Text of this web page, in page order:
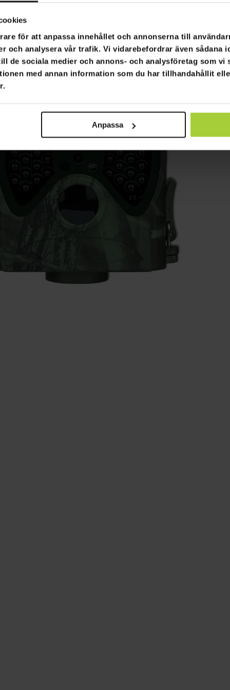
för att anpassa innehållet och annonserna till
och analysera vår trafik. Vi vidarebefordrar även sådana
de sociala medier och annons- och analysföretag som vi
med annan information som du har tillhandahållit
Anpassa